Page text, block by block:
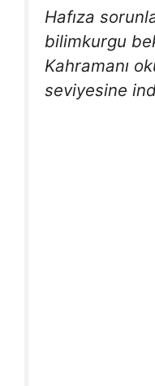
Hafıza
bilimkurgu
Kahramanı
seviyesine